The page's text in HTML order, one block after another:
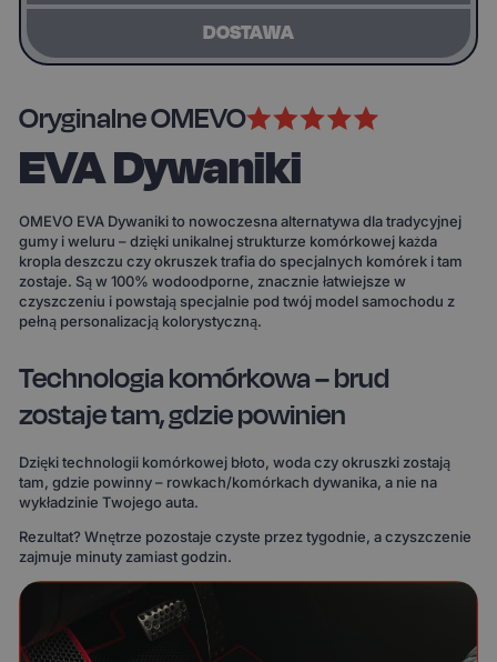
DOSTAWA
Oryginalne OMEVO
EVA Dywaniki
OMEVO EVA Dywaniki to nowoczesna alternatywa dla tradycyjnej
gumy i weluru – dzięki unikalnej strukturze komórkowej każda
kropla deszczu czy okruszek trafia do specjalnych komórek i tam
zostaje. Są w 100% wodoodporne, znacznie łatwiejsze w
czyszczeniu i powstają specjalnie pod twój model samochodu z
pełną personalizacją kolorystyczną.
Technologia komórkowa – brud
zostaje tam, gdzie powinien
Dzięki technologii komórkowej błoto, woda czy okruszki zostają
tam, gdzie powinny – rowkach/komórkach dywanika, a nie na
wykładzinie Twojego auta.
Rezultat? Wnętrze pozostaje czyste przez tygodnie, a czyszczenie
zajmuje minuty zamiast godzin.